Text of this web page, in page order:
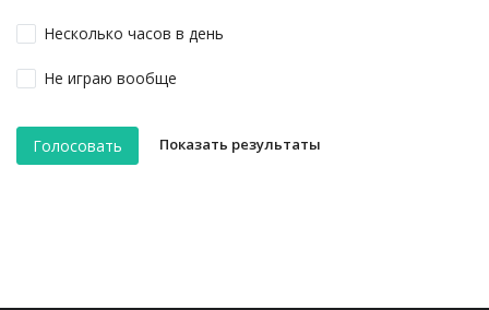
Несколько часов в день
Не играю вообще
Голосовать Показать результаты